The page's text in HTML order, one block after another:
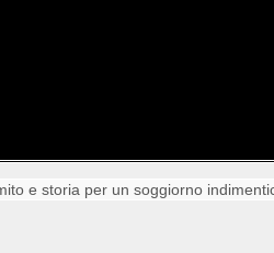
e storia per un soggiorno